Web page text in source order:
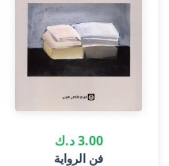
3.00 د.ك
فن الرواية